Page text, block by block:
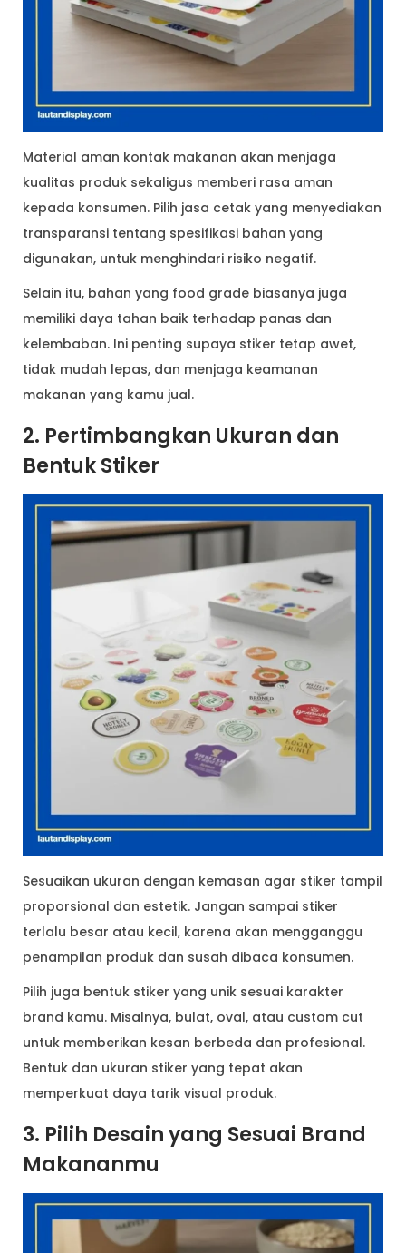
Material aman kontak makanan akan menjaga
kualitas produk sekaligus memberi rasa aman
kepada konsumen. Pilih jasa cetak yang menyediakan
transparansi tentang spesifikasi bahan yang
digunakan, untuk menghindari risiko negatif.
Selain itu, bahan yang food grade biasanya juga
memiliki daya tahan baik terhadap panas dan
kelembaban. Ini penting supaya stiker tetap awet,
tidak mudah lepas, dan menjaga keamanan
makanan yang kamu jual.
2. Pertimbangkan Ukuran dan
Bentuk Stiker
Sesuaikan ukuran dengan kemasan agar stiker tampil
proporsional dan estetik. Jangan sampai stiker
terlalu besar atau kecil, karena akan mengganggu
penampilan produk dan susah dibaca konsumen.
Pilih juga bentuk stiker yang unik sesuai karakter
brand kamu. Misalnya, bulat, oval, atau custom cut
untuk memberikan kesan berbeda dan profesional.
Bentuk dan ukuran stiker yang tepat akan
memperkuat daya tarik visual produk.
3. Pilih Desain yang Sesuai Brand
Makananmu